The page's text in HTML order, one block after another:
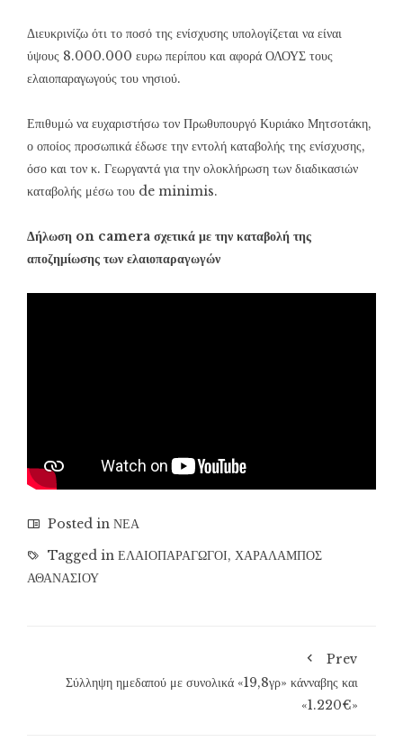
Διευκρινίζω ότι το ποσό της ενίσχυσης υπολογίζεται να είναι
ύψους 8.000.000 ευρω περίπου και αφορά ΟΛΟΥΣ τους
ελαιοπαραγωγούς του νησιού.
Επιθυμώ να ευχαριστήσω τον Πρωθυπουργό Κυριάκο Μητσοτάκη,
ο οποίος προσωπικά έδωσε την εντολή καταβολής της ενίσχυσης,
όσο και τον κ. Γεωργαντά για την ολοκλήρωση των διαδικασιών
καταβολής μέσω του de minimis.
Δήλωση on camera σχετικά με την καταβολή της
αποζημίωσης των ελαιοπαραγωγών
Posted in ΝΕΑ
Tagged in ΕΛΑΙΟΠΑΡΑΓΩΓΟΙ, ΧΑΡΑΛΑΜΠΟΣ
ΑΘΑΝΑΣΙΟΥ
Prev
Σύλληψη ημεδαπού με συνολικά «19,8γρ» κάνναβης και
«1.220€»